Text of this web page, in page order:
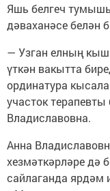
Яшь белгеч
дәваханәсе белән
— Узган елның
үткән вакытта
ординатура
участок
Владиславовна.
Анна
хезмәткәрләре дә
сайлаганда ярдәм